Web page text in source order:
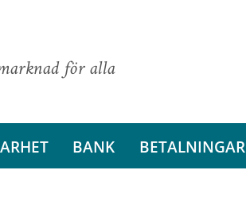
för alla
BANK BETALNINGAR